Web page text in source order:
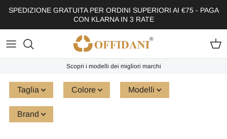
SPEDIZIONE GRATUITA PER ORDINI SUPERIORI AI €75 - PAGA
CON KLARNA IN 3 RATE
Scopri i modelli dei migliori marchi
Taglia Colore Modelli
Brand